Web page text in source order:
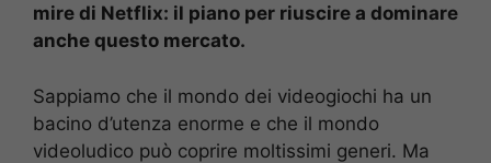
mire di Netflix: il piano per riuscire a dominare
anche questo mercato.
Sappiamo che il mondo dei videogiochi ha un
bacino d’utenza enorme e che il mondo
videoludico può coprire moltissimi generi. Ma